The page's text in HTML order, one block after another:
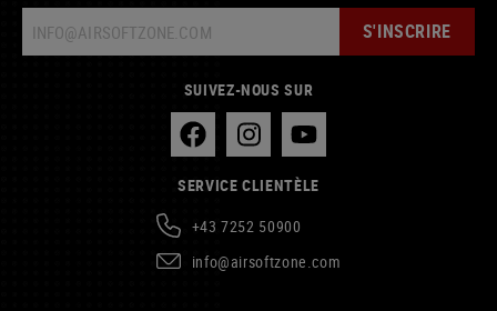
S'INSCRIRE
SUIVEZ-NOUS SUR
SERVICE CLIENTÈLE
+43 7252 50900
info@airsoftzone.com